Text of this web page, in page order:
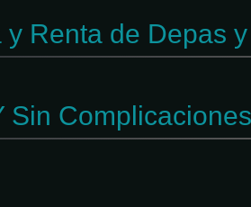
Renta de Depas
Sin